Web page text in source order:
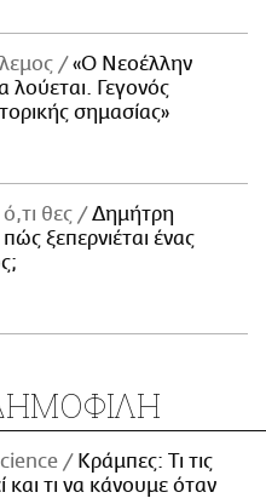
«Ο Νεοέλλην
λούεται. Γεγονός
σημασίας»
θες
Δημήτρη
ξεπερνιέται ένας
Κράμπες: Τι τις
και τι να κάνουμε όταν